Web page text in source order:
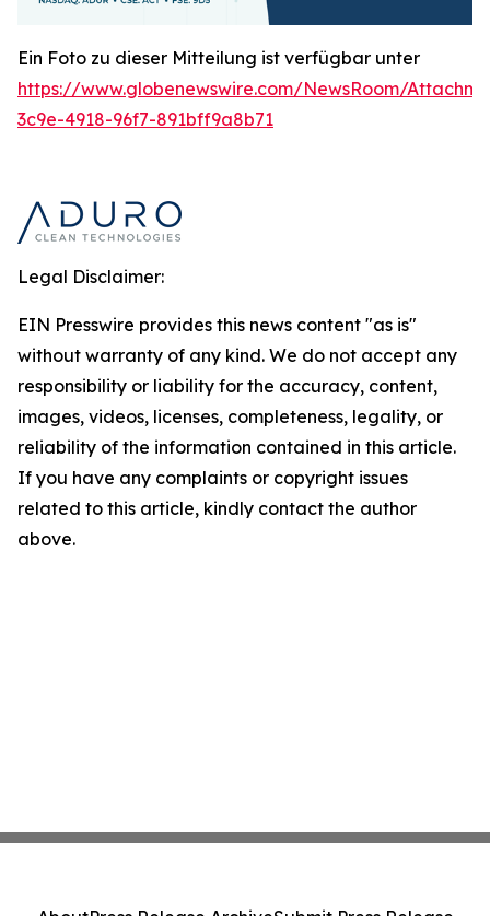
Ein Foto zu dieser Mitteilung ist verfügbar unter
https://www.globenewswire.com/NewsRoom/
3c9e-4918-96f7-891bff9a8b71
Legal Disclaimer:
EIN Presswire provides this news content "as is"
without warranty of any kind. We do not accept any
responsibility or liability for the accuracy, content,
images, videos, licenses, completeness, legality, or
reliability of the information contained in this article.
If you have any complaints or copyright issues
related to this article, kindly contact the author
above.